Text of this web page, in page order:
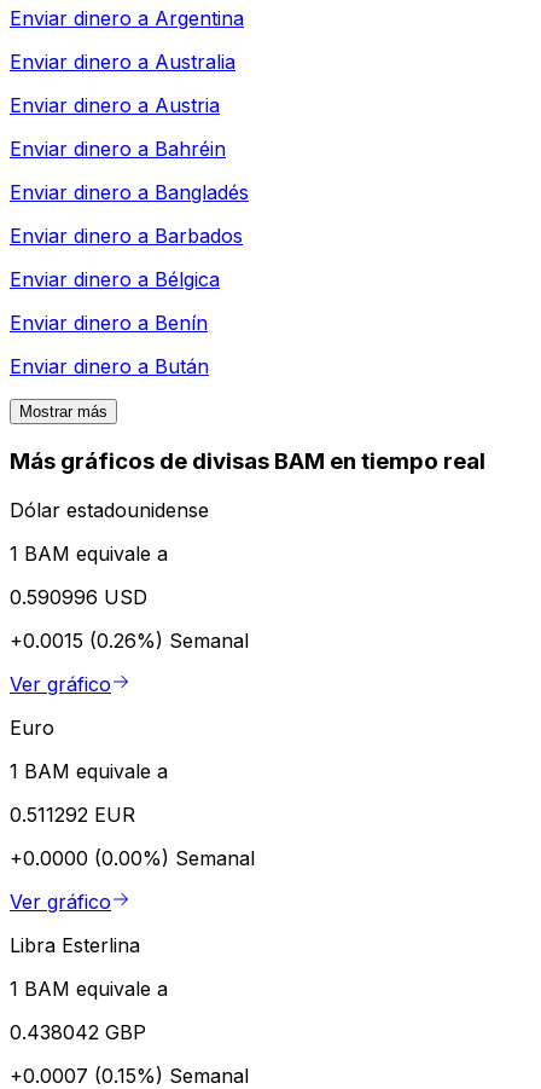
Enviar dinero a Argentina
Enviar dinero a Australia
Enviar dinero a Austria
Enviar dinero a Bahréin
Enviar dinero a Bangladés
Enviar dinero a Barbados
Enviar dinero a Bélgica
Enviar dinero a Benín
Enviar dinero a Bután
Mostrar más
Más gráficos de divisas BAM en tiempo real
Dólar estadounidense
1 BAM equivale a
0.590996 USD
+0.0015 (0.26%) Semanal
Ver gráfico
Euro
1 BAM equivale a
0.511292 EUR
+0.0000 (0.00%) Semanal
Ver gráfico
Libra Esterlina
1 BAM equivale a
0.438042 GBP
+0.0007 (0.15%) Semanal